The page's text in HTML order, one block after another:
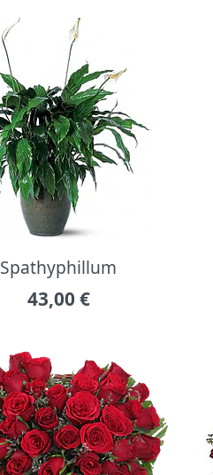
Spathyphillum
43,00 €